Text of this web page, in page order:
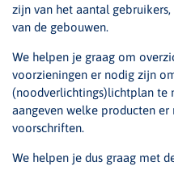
zijn van het aantal
van de gebouwen.
We helpen je graag om
voorzieningen er nodig zijn
(noodverlichtings)lichtplan te
aangeven welke producten er
voorschriften.
We helpen je dus graag met